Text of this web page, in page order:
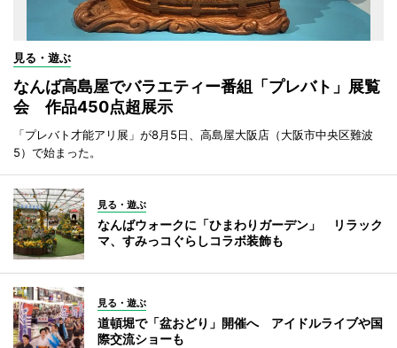
見る・遊ぶ
なんば高島屋でバラエティー番組「プレバト」展覧
会 作品450点超展示
「プレバト才能アリ展」が8月5日、高島屋大阪店（大阪市中央区難波
5）で始まった。
見る・遊ぶ
なんばウォークに「ひまわりガーデン」 リラック
マ、すみっコぐらしコラボ装飾も
見る・遊ぶ
道頓堀で「盆おどり」開催へ アイドルライブや国
際交流ショーも